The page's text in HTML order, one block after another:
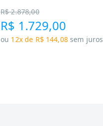
R$ 2.878,00
R$ 1.729,00
ou 12x de R$ 144,08 sem juros